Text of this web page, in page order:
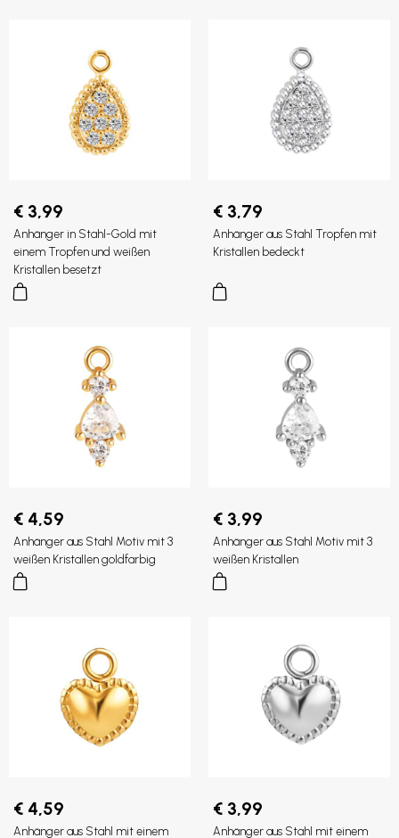
€ 3,99
Anhänger in Stahl-Gold mit
einem Tropfen und weißen
Kristallen besetzt
€ 3,79
Anhänger aus Stahl Tropfen mit
Kristallen bedeckt
€ 4,59
Anhänger aus Stahl Motiv mit 3
weißen Kristallen goldfarbig
€ 3,99
Anhänger aus Stahl Motiv mit 3
weißen Kristallen
€ 4,59
Anhänger aus Stahl mit einem
€ 3,99
Anhänger aus Stahl mit einem